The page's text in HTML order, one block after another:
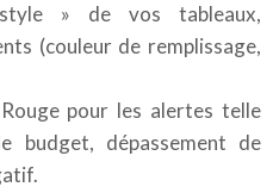
» de vos tableaux,
(couleur de remplissage,
pour les alertes telle
budget, dépassement de